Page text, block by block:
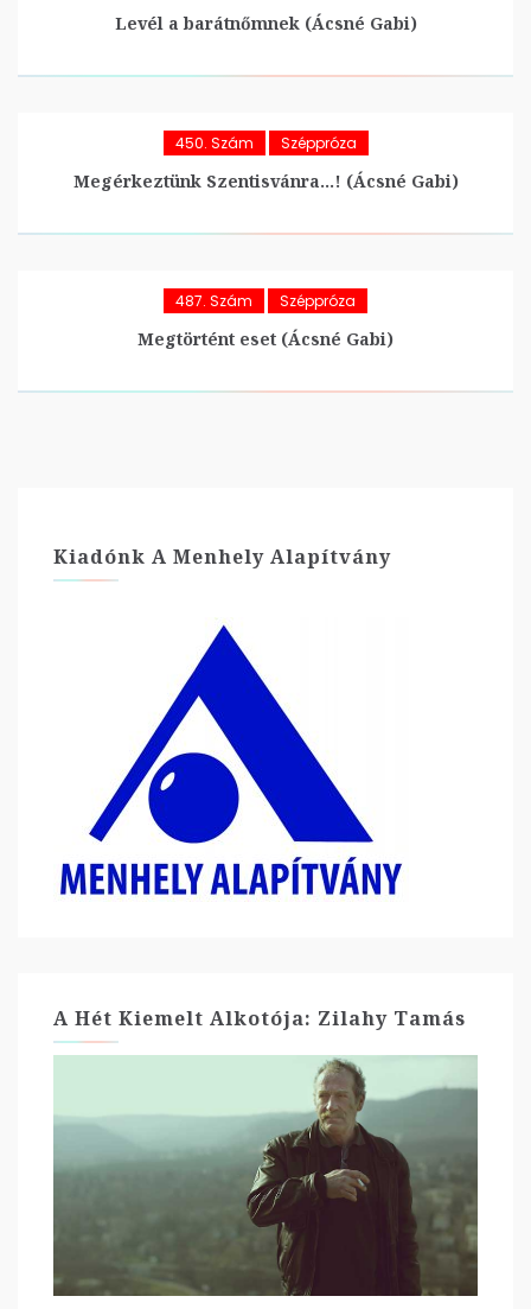
Levél a barátnőmnek (Ácsné Gabi)
450. Szám Széppróza
Megérkeztünk Szentisvánra…! (Ácsné Gabi)
487. Szám Széppróza
Megtörtént eset (Ácsné Gabi)
Kiadónk A Menhely Alapítvány
A Hét Kiemelt Alkotója: Zilahy Tamás